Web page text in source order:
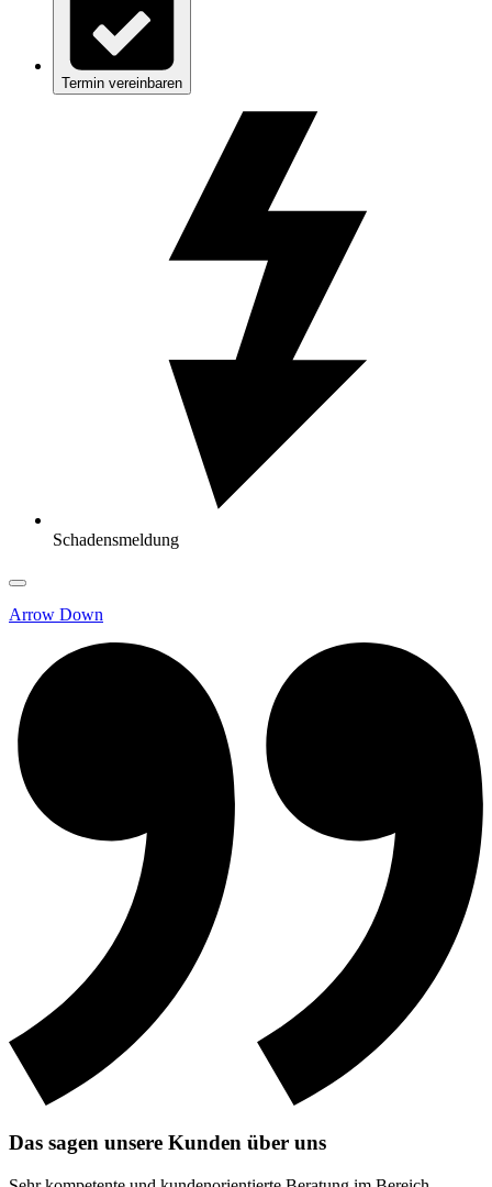
Termin vereinbaren
Schadensmeldung
Arrow Down
Das sagen unsere Kunden über uns